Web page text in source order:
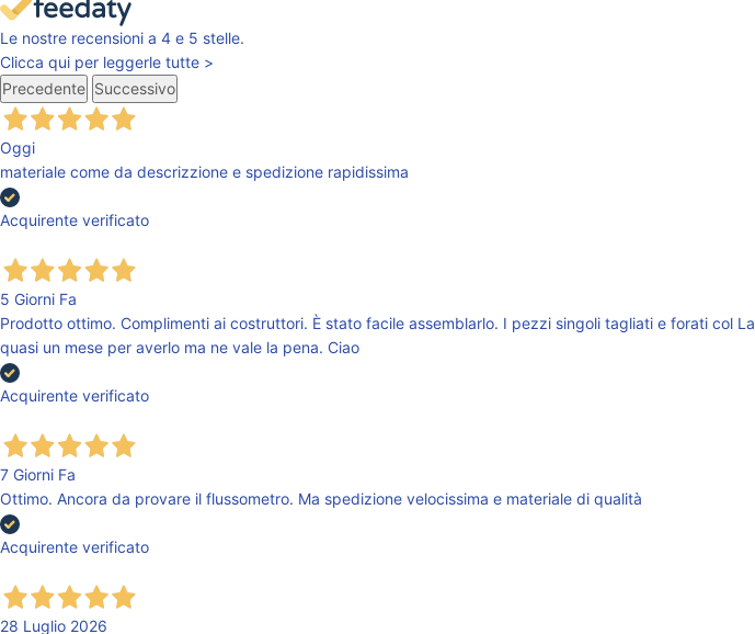
Le nostre recensioni a 4 e 5 stelle.
Clicca qui per leggerle tutte >
Precedente Successivo
Oggi
materiale come da descrizzione e spedizione rapidissima
Acquirente verificato
5 Giorni Fa
Prodotto ottimo. Complimenti ai costruttori. È stato facile assemblarlo. I pezzi singoli tagliati e forati col
quasi un mese per averlo ma ne vale la pena. Ciao
Acquirente verificato
7 Giorni Fa
Ottimo. Ancora da provare il flussometro. Ma spedizione velocissima e materiale di qualità
Acquirente verificato
28 Luglio 2026